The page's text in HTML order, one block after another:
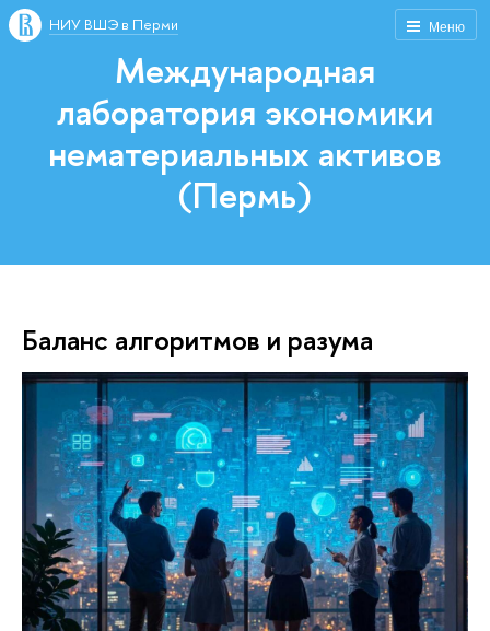
Меню
НИУ ВШЭ в Перми
Международная
лаборатория экономики
нематериальных активов
(Пермь)
Баланс алгоритмов и разума